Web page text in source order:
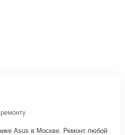
Asus в Москве. Ремонт любой